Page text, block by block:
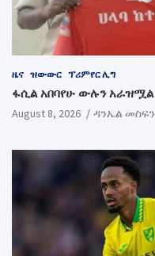
ዜና ዝውውር ፕሪምየር ሊግ
ፋሲል አበባየሁ ውሉን አራዝሟል
August 8, 2026 ዳንኤል መስፍን